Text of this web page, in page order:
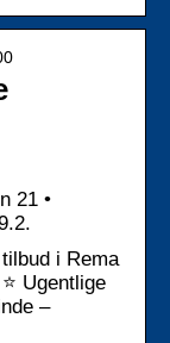
21 •
i Rema
Ugentlige
–